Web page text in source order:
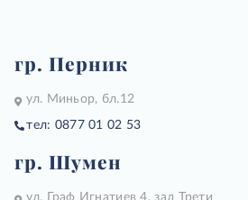
гр. Перник
ул. Миньор, бл.12
тел: 0877 01 02 53
гр. Шумен